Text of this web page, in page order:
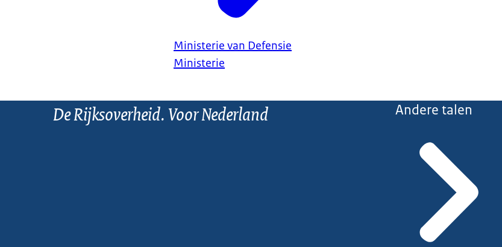
Ministerie van Defensie
Ministerie
De Rijksoverheid. Voor Nederland Andere talen